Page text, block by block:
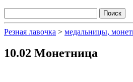
Резная лавочка > медальницы,
10.02 Монетница